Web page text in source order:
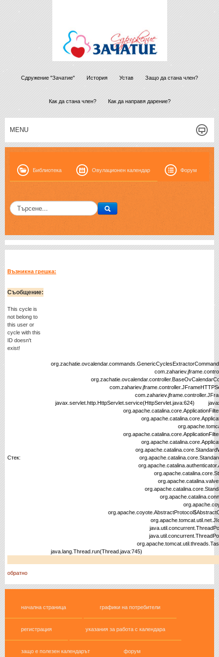
Сдружение "Зачатие" История Устав Защо да стана член?
Как да стана член? Как да направя дарение?
MENU
Библиотека Овулационен календар Форум
Възникна грешка:
Съобщение:
This cycle is
not belong to
this user or
cycle with this
ID doesn't
exist!
Стек:
javax.servlet.http.HttpServlet.service(HttpServlet.java:624)
java.lang.Thread.run(Thread.java:745)
обратно
начална страница графики на потребители
регистрация указания за работа с календара
защо е полезен календарът форум